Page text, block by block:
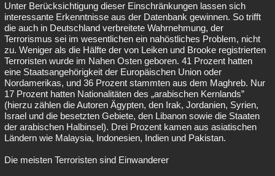
Unter Berücksichtigung dieser Einschränkungen lassen sich
interessante Erkenntnisse aus der Datenbank gewinnen. So trifft
die auch in Deutschland verbreitete Wahrnehmung, der
Terrorismus sei im wesentlichen ein nahöstliches Problem, nicht
zu. Weniger als die Hälfte der von Leiken und Brooke registrierten
Terroristen wurde im Nahen Osten geboren. 41 Prozent hatten
eine Staatsangehörigkeit der Europäischen Union oder
Nordamerikas, und 36 Prozent stammten aus dem Maghreb. Nur
17 Prozent hatten Nationalitäten des „arabischen Kernlands”
(hierzu zählen die Autoren Ägypten, den Irak, Jordanien, Syrien,
Israel und die besetzten Gebiete, den Libanon sowie die Staaten
der arabischen Halbinsel). Drei Prozent kamen aus asiatischen
Ländern wie Malaysia, Indonesien, Indien und Pakistan.
Die meisten Terroristen sind Einwanderer